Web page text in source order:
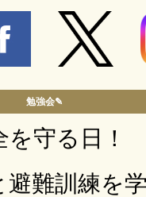
勉強会✎
を守る日！
避難訓練を